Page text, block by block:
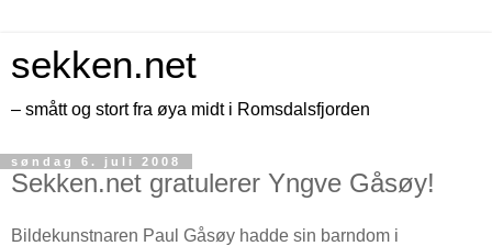
sekken.net
– smått og stort fra øya midt i Romsdalsfjorden
søndag 6. juli 2008
Sekken.net gratulerer Yngve Gåsøy!
Bildekunstnaren Paul Gåsøy hadde sin barndom i